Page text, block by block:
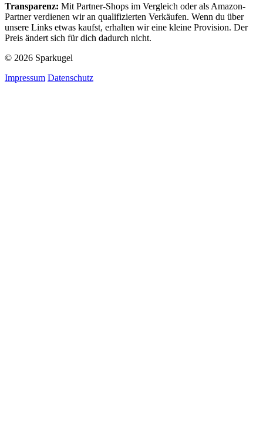
Transparenz: Mit Partner-Shops im Vergleich oder als Amazon-
Partner verdienen wir an qualifizierten Verkäufen. Wenn du über
unsere Links etwas kaufst, erhalten wir eine kleine Provision. Der
Preis ändert sich für dich dadurch nicht.
© 2026 Sparkugel
Impressum Datenschutz